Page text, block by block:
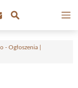
- Ogłoszenia |